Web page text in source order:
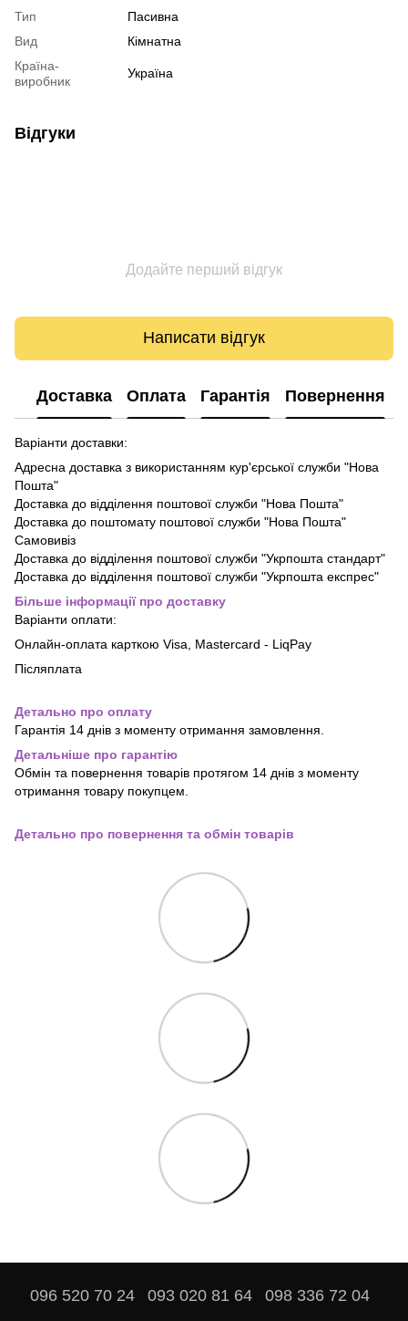
Тип
Пасивна
Вид
Кімнатна
Країна-
виробник
Україна
Відгуки
Додайте перший відгук
Написати відгук
Доставка Оплата Гарантія Повернення
Варіанти доставки:
Адресна доставка з використанням кур'єрської служби "Нова
Пошта"
Доставка до відділення поштової служби "Нова Пошта"
Доставка до поштомату поштової служби "Нова Пошта"
Самовивіз
Доставка до відділення поштової служби "Укрпошта стандарт"
Доставка до відділення поштової служби "Укрпошта експрес"
Більше інформації про доставку
Варіанти оплати:
Онлайн-оплата карткою Visa, Mastercard - LiqPay
Післяплата
Детально про оплату
Гарантія 14 днів з моменту отримання замовлення.
Детальніше про гарантію
Обмін та повернення товарів протягом 14 днів з моменту
отримання товару покупцем.
Детально про повернення та обмін товарів
096 520 70 24 093 020 81 64 098 336 72 04